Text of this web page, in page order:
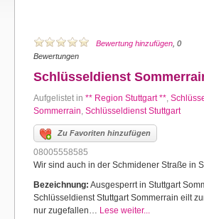
Bewertung hinzufügen , 0
Bewertungen
Schlüsseldienst
Aufgelistet in ** Region Stuttgart **,
Sommerrain, Schlüsseldienst Stuttgart
Zu Favoriten hinzufügen
08005558585
Wir sind auch in der Schmidener Straße in
Bezeichnung: Ausgesperrt in Stuttgart
Schlüsseldienst Stuttgart Sommerrain eilt
nur zugefallen… Lese weiter...